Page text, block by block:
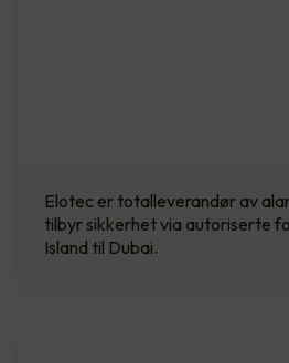
Elotec er totalleverandør av
tilbyr sikkerhet via autoriserte
Island til Dubai.